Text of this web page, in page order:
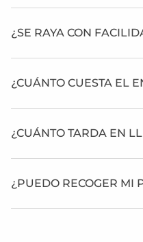
¿SE RAYA CON
¿CUÁNTO CUESTA EL
¿CUÁNTO TARDA EN
¿PUEDO RECOGER MI